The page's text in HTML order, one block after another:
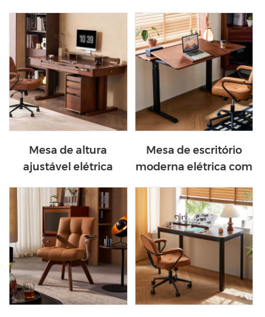
madeira maciça
DY239-A
de meados do século
XX, modelo BY138-B
Mesa de altura
ajustável elétrica
inteligente em
madeira maciça
BG092-A1
Mesa de escritório
moderna elétrica com
nogueira, modelo
BG099-D